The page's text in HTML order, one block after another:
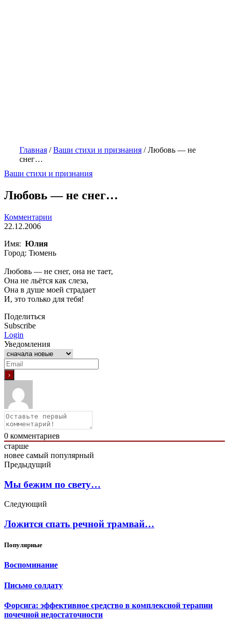
Главная /Ваши стихи и признания /Любовь — не
снег…
Ваши стихи и признания
Любовь — не снег…
Комментарии
22.12.2006
Имя: Юлия
Город: Тюмень
Любовь — не снег, она не тает,
Она не льётся как слеза,
Она в душе моей страдает
И, это только для тебя!
Поделиться
Subscribe
Login
Уведомления
0 комментариев
старше
новее самый популярный
Предыдущий
Мы бежим по свету…
Следующий
Ложится спать речной трамвай…
Популярные
Воспоминание
Письмо солдату
Форсига: эффективное средство в комплексной терапии
почечной недостаточности